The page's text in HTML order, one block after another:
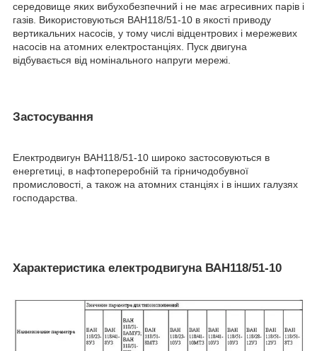
середовище яких вибухобезпечний і не має агресивних парів і
газів. Використовуються ВАН118/51-10 в якості приводу
вертикальних насосів, у тому числі відцентрових і мережевих
насосів на атомних електростанціях. Пуск двигуна
відбувається від номінального напруги мережі.
Застосування
Електродвигун ВАН118/51-10 широко застосовуються в
енергетиці, в нафтопереробній та гірничодобувної
промисловості, а також на атомних станціях і в інших галузях
господарства.
Характеристика електродвигуна ВАН118/51-10